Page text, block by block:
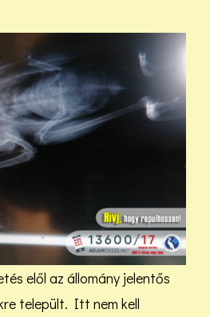
elől az állomány jelentős
települt. Itt nem kell